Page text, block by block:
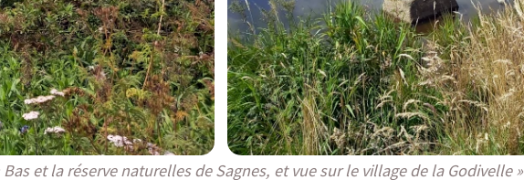
Bas et la réserve naturelles de Sagnes, et vue sur le village de la Godivelle »